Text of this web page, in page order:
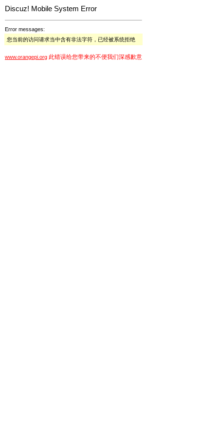
Discuz! Mobile System Error
Error messages:
您当前的访问请求当中含有非法字符，已经被系统拒绝
www.orangepi.org 此错误给您带来的不便我们深感歉意